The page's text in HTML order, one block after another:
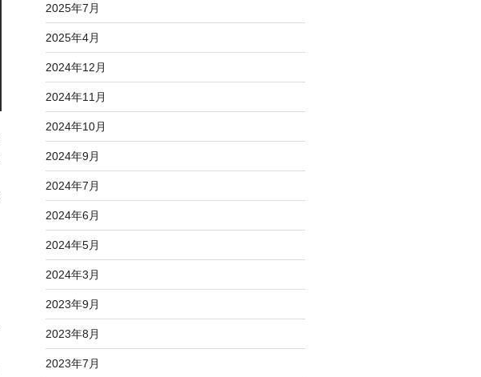
2025年7月
2025年4月
2024年12月
2024年11月
2024年10月
2024年9月
2024年7月
2024年6月
2024年5月
2024年3月
2023年9月
2023年8月
2023年7月